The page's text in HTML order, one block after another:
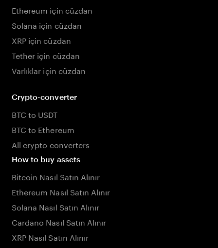
Ethereum için cüzdan
Solana için cüzdan
XRP için cüzdan
Tether için cüzdan
Varlıklar için cüzdan
Crypto-converter
BTC to USDT
BTC to Ethereum
All crypto converters
How to buy assets
Bitcoin Nasıl Satın Alınır
Ethereum Nasıl Satın Alınır
Solana Nasıl Satın Alınır
Cardano Nasıl Satın Alınır
XRP Nasıl Satın Alınır